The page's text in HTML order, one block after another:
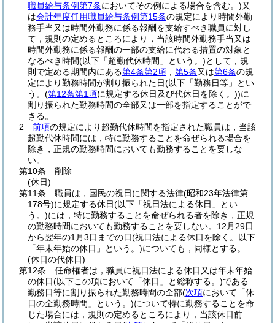
職員給与条例第7条においてその例による場合を含む。)又
は会計年度任用職員給与条例第15条の規定により時間外勤
務手当又は時間外勤務に係る報酬を支給すべき職員に対し
て，規則の定めるところにより，当該時間外勤務手当又は
時間外勤務に係る報酬の一部の支給に代わる措置の対象と
なるべき時間(以下「超勤代休時間」という。)として，規
則で定める期間内にある第4条第2項 ， 第5条又は第6条の規
定により勤務時間が割り振られた日(以下「勤務日等」とい
う。 (第12条第1項に規定する休日及び代休日を除く。))に
割り振られた勤務時間の全部又は一部を指定することがで
きる。
2
前項の規定により超勤代休時間を指定された職員は，当該
超勤代休時間には，特に勤務することを命ぜられる場合を
除き，正規の勤務時間においても勤務することを要しな
い。
第10条
削除
(休日)
第11条
職員は，国民の祝日に関する法律(昭和23年法律第
178号)に規定する休日(以下「祝日法による休日」とい
う。)には，特に勤務することを命ぜられる者を除き，正規
の勤務時間においても勤務することを要しない。 12月29日
から翌年の1月3日までの日(祝日法による休日を除く。以下
「年末年始の休日」という。)についても，同様とする。
(休日の代休日)
第12条
任命権者は，職員に祝日法による休日又は年末年始
の休日(以下この項において「休日」と総称する。)である
勤務日等に割り振られた勤務時間の全部(次項において「休
日の全勤務時間」という。)について特に勤務することを命
じた場合には，規則の定めるところにより，当該休日前